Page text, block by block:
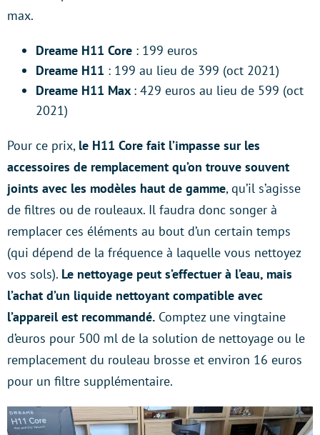
max.
Dreame H11 Core : 199 euros
Dreame H11 : 199 au lieu de 399 (oct 2021)
Dreame H11 Max : 429 euros au lieu de 599 (oct
2021)
Pour ce prix, le H11 Core fait l’impasse sur les
accessoires de remplacement qu’on trouve souvent
joints avec les modèles haut de gamme, qu’il s’agisse
de filtres ou de rouleaux. Il faudra donc songer à
remplacer ces éléments au bout d’un certain temps
(qui dépend de la fréquence à laquelle vous nettoyez
vos sols). Le nettoyage peut s’effectuer à l’eau, mais
l’achat d’un liquide nettoyant compatible avec
l’appareil est recommandé. Comptez une vingtaine
d’euros pour 500 ml de la solution de nettoyage ou le
remplacement du rouleau brosse et environ 16 euros
pour un filtre supplémentaire.